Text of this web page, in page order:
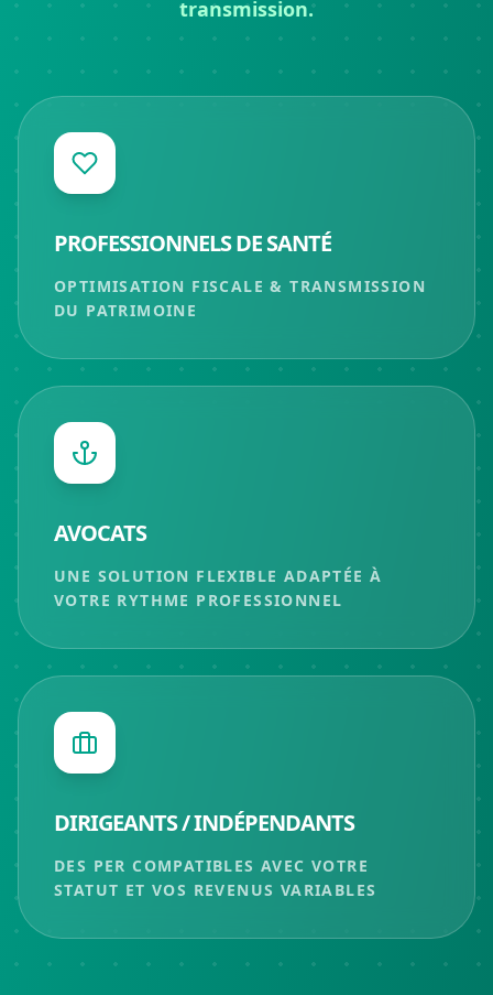
transmission.
PROFESSIONNELS DE SANTÉ
OPTIMISATION FISCALE & TRANSMISSION
DU PATRIMOINE
AVOCATS
UNE SOLUTION FLEXIBLE ADAPTÉE À
VOTRE RYTHME PROFESSIONNEL
DIRIGEANTS / INDÉPENDANTS
DES PER COMPATIBLES AVEC VOTRE
STATUT ET VOS REVENUS VARIABLES